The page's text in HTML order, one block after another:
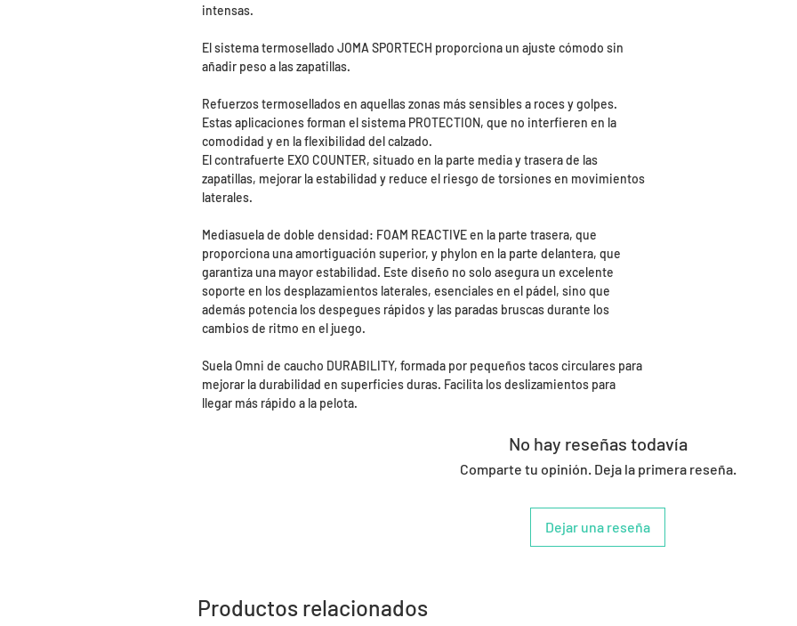
intensas.
El sistema termosellado JOMA SPORTECH proporciona un ajuste cómodo sin
añadir peso a las zapatillas.
Refuerzos termosellados en aquellas zonas más sensibles a roces y golpes.
Estas aplicaciones forman el sistema PROTECTION, que no interfieren en la
comodidad y en la flexibilidad del calzado.
El contrafuerte EXO COUNTER, situado en la parte media y trasera de las
zapatillas, mejorar la estabilidad y reduce el riesgo de torsiones en movimientos
laterales.
Mediasuela de doble densidad: FOAM REACTIVE en la parte trasera, que
proporciona una amortiguación superior, y phylon en la parte delantera, que
garantiza una mayor estabilidad. Este diseño no solo asegura un excelente
soporte en los desplazamientos laterales, esenciales en el pádel, sino que
además potencia los despegues rápidos y las paradas bruscas durante los
cambios de ritmo en el juego.
Suela Omni de caucho DURABILITY, formada por pequeños tacos circulares para
mejorar la durabilidad en superficies duras. Facilita los deslizamientos para
llegar más rápido a la pelota.
No hay reseñas todavía
Comparte tu opinión. Deja la primera reseña.
Dejar una reseña
Productos relacionados